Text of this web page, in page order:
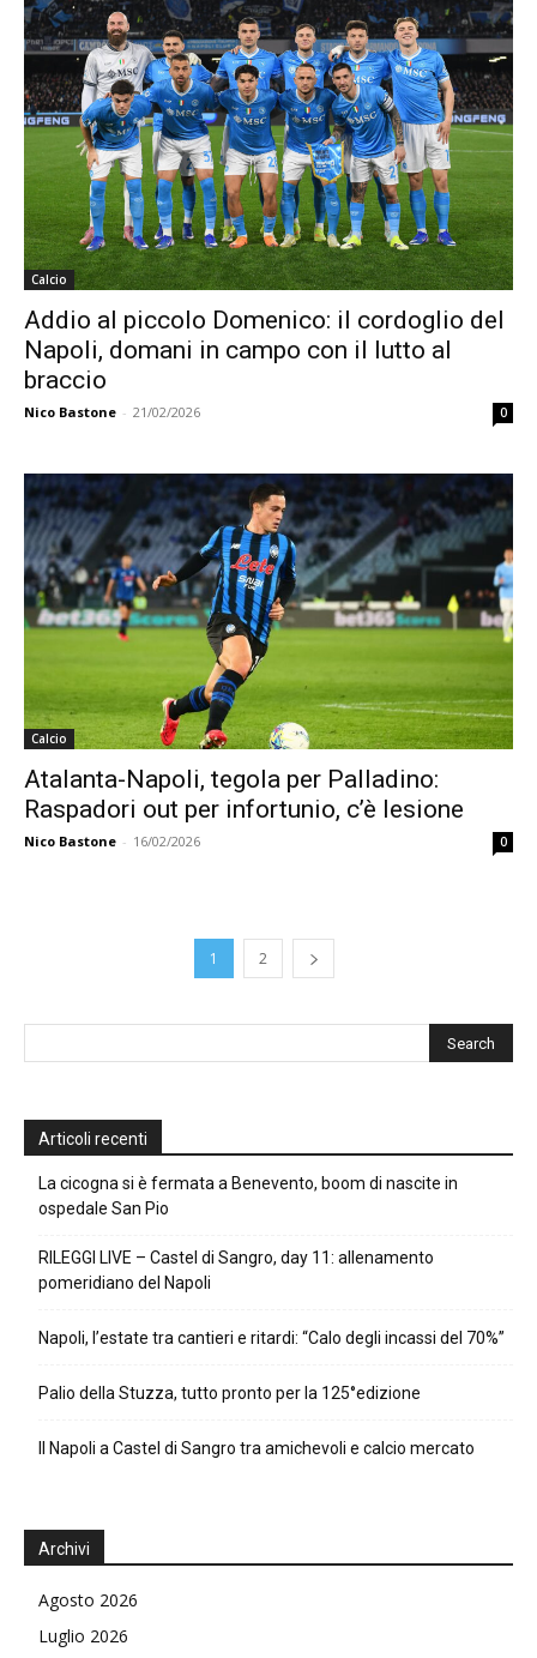
Calcio
Addio al piccolo Domenico: il cordoglio del
Napoli, domani in campo con il lutto al
braccio
Nico Bastone - 21/02/2026 0
Calcio
Atalanta-Napoli, tegola per Palladino:
Raspadori out per infortunio, c’è lesione
Nico Bastone - 16/02/2026 0
1 2
Articoli recenti
La cicogna si è fermata a Benevento, boom di nascite in
ospedale San Pio
RILEGGI LIVE – Castel di Sangro, day 11: allenamento
pomeridiano del Napoli
Napoli, l’estate tra cantieri e ritardi: “Calo degli incassi del 70%”
Palio della Stuzza, tutto pronto per la 125°edizione
Il Napoli a Castel di Sangro tra amichevoli e calcio mercato
Archivi
Agosto 2026
Luglio 2026